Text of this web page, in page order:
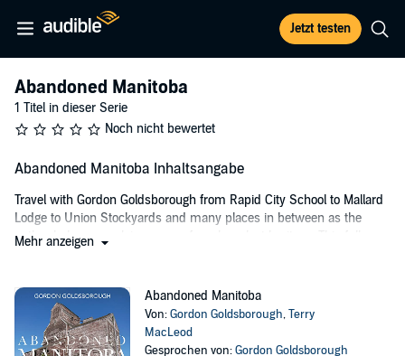
Jetzt testen
Abandoned Manitoba
1 Titel in dieser Serie
Noch nicht bewertet
Abandoned Manitoba Inhaltsangabe
Travel with Gordon Goldsborough from Rapid City School to Mallard
Lodge to Union Stockyards and many places in between as the
author helps us reclaim some of our long-lost heritage. This full-
abandoned, and what they tell us about the history of the province.
PLEASE NOTE: When you purchase this title, the accompanying
PDF will be available in your Audible Library along with the
Mehr anzeigen
Abandoned Manitoba
Von:Gordon Goldsborough,Terry
MacLeod
Gesprochen von:Gordon Goldsborough